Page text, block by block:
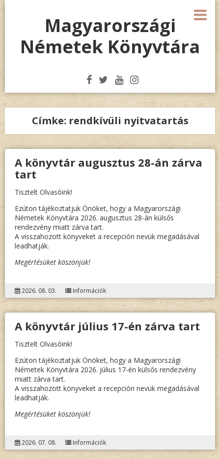
Magyarországi
Németek Könyvtára
Címke: rendkívüli nyitvatartás
A könyvtár augusztus 28-án zárva
tart
Tisztelt Olvasóink!
Ezúton tájékoztatjuk Önöket, hogy a Magyarországi
Németek Könyvtára 2026. augusztus 28-án külsős
rendezvény miatt zárva tart.
A visszahozott könyveket a recepción nevük megadásával
leadhatják.
Megértésüket köszönjük!
2026. 08. 03. Információk
A könyvtár július 17-én zárva tart
Tisztelt Olvasóink!
Ezúton tájékoztatjuk Önöket, hogy a Magyarországi
Németek Könyvtára 2026. július 17-én külsős rendezvény
miatt zárva tart.
A visszahozott könyveket a recepción nevük megadásával
leadhatják.
Megértésüket köszönjük!
2026. 07. 08. Információk